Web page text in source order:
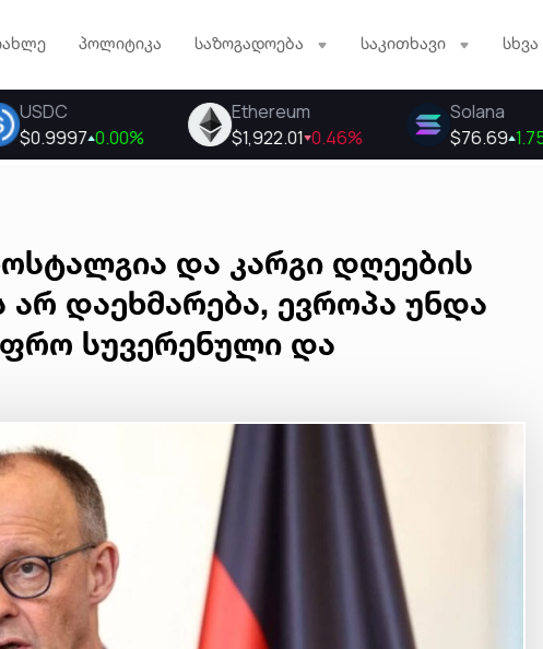
პოლიტიკა საზოგადოება საკითხავი სხვა
და კარგი დღეების
არ დაეხმარება, ევროპა უნდა
სუვერენული და